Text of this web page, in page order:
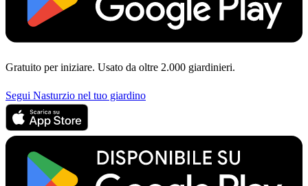
Gratuito per iniziare. Usato da oltre 2.000 giardinieri.
Segui Nasturzio nel tuo giardino